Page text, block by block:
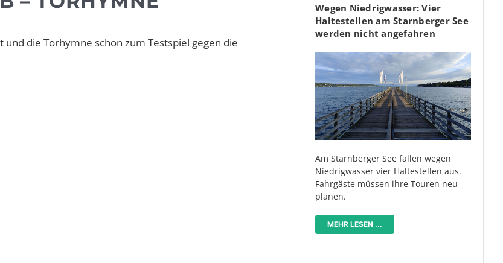
und die Torhymne schon zum Testspiel gegen die
Wegen Niedrigwasser: Vier
Haltestellen am Starnberger See
werden nicht angefahren
Am Starnberger See fallen wegen
Niedrigwasser vier Haltestellen aus.
Fahrgäste müssen ihre Touren neu
planen.
MEHR LESEN ...